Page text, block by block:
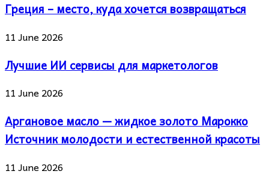
Греция – место, куда хочется возвращаться
11 June 2026
Лучшие ИИ сервисы для маркетологов
11 June 2026
Аргановое масло — жидкое золото Марокко
Источник молодости и естественной красоты
11 June 2026